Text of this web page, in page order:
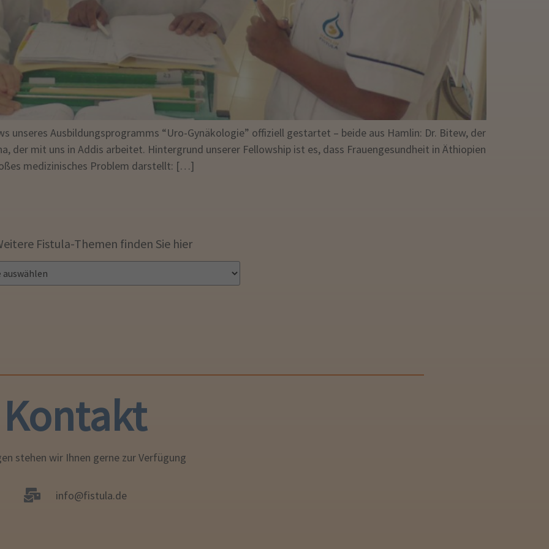
unseres Ausbildungsprogramms “Uro-Gynäkologie” offiziell gestartet – beide aus Hamlin: Dr. Bitew, der
der mit uns in Addis arbeitet. Hintergrund unserer Fellowship ist es, dass Frauengesundheit in Äthiopien
medizinisches Problem darstellt: […]
Fistula-Themen finden Sie hier
Kontakt
stehen wir Ihnen gerne zur Verfügung
info@fistula.de